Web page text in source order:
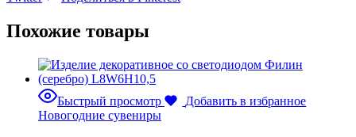
Похожие товары
Быстрый просмотр
Добавить в избранное
Новогодние сувениры